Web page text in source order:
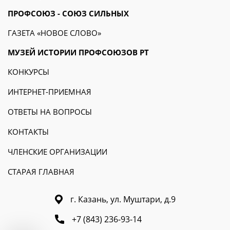
ПРОФСОЮЗ - СОЮЗ СИЛЬНЫХ
ГАЗЕТА «НОВОЕ СЛОВО»
МУЗЕЙ ИСТОРИИ ПРОФСОЮЗОВ РТ
КОНКУРСЫ
ИНТЕРНЕТ-ПРИЕМНАЯ
ОТВЕТЫ НА ВОПРОСЫ
КОНТАКТЫ
ЧЛЕНСКИЕ ОРГАНИЗАЦИИ
СТАРАЯ ГЛАВНАЯ
г. Казань, ул. Муштари, д.9
+7 (843) 236-93-14